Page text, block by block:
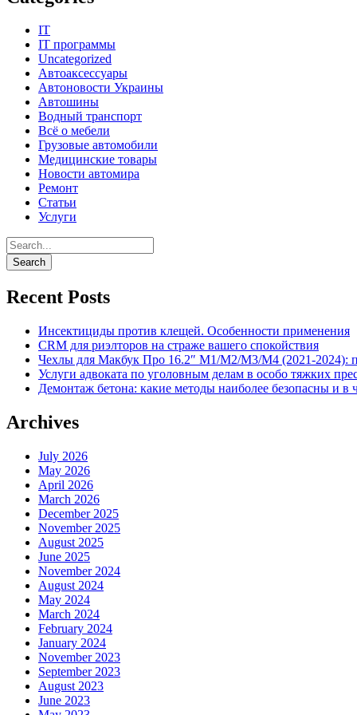
IT
IT программы
Uncategorized
Автоаксессуары
Автоновости Украины
Автошины
Водный транспорт
Всё о мебели
Грузовые автомобили
Медицинские товары
Новости автомира
Ремонт
Статьи
Услуги
Recent Posts
Инсектициды против клещей. Особенности применения
CRM для риэлторов на страже вашего спокойствия
Чехлы для Макбук Про 16.2″ M1/M2/M3/M4 (2021-2024):
Услуги адвоката по уголовным делам в особо тяжких
Демонтаж бетона: какие методы наиболее безопасны и в
Archives
July 2026
May 2026
April 2026
March 2026
December 2025
November 2025
August 2025
June 2025
November 2024
August 2024
May 2024
March 2024
February 2024
January 2024
November 2023
September 2023
August 2023
June 2023